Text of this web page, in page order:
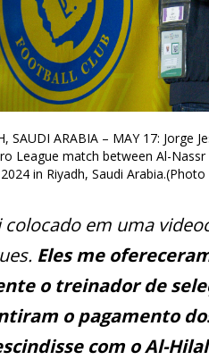
SAUDI ARABIA – MAY 17: Jorge
League match between Al-
2024 in Riyadh, Saudi
colocado em uma
Eles me
o treinador de
o pagamento
com o Al-Hilal